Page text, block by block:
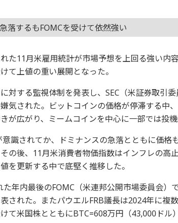
落するもFOMCを受けて依然強い
た11月米雇用統計が市場予想を上回る強い内
て上値の重い展開となった。
対する監視体制を発表し、SEC（米証券取引
気された。ビットコインの価格が停滞する中
が広がり、ミームコインを中心に一部では投機
識されてか、ドミナンスの急落とともに価格
の後、11月米消費者物価指数はインフレの高
を更新する中で底堅く推移した。
年内最後のFOMC（米連邦公開市場委員会）
された。またパウエルFRB議長は2024年に複
て米国株とともにBTC=608万円（43,000ドル